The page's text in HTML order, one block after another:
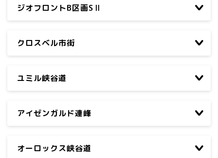
ジオフロントB区画SⅡ
クロスベル市街
ユミル峡谷道
アイゼンガルド連峰
オーロックス峡谷道